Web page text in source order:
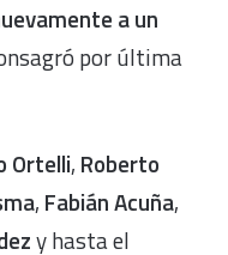
a un
por última
Ortelli, Roberto
, Fabián Acuña,
y hasta el